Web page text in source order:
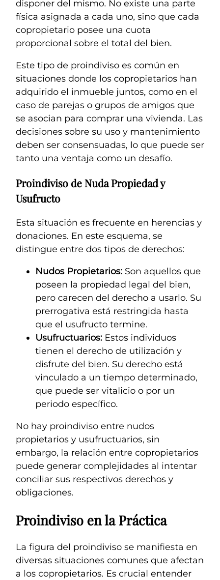
disponer del mismo. No existe una parte
física asignada a cada uno, sino que cada
copropietario posee una cuota
proporcional sobre el total del bien.
Este tipo de proindiviso es común en
situaciones donde los copropietarios han
adquirido el inmueble juntos, como en el
caso de parejas o grupos de amigos que
se asocian para comprar una vivienda. Las
decisiones sobre su uso y mantenimiento
deben ser consensuadas, lo que puede ser
tanto una ventaja como un desafío.
Proindiviso de Nuda Propiedad y
Usufructo
Esta situación es frecuente en herencias y
donaciones. En este esquema, se
distingue entre dos tipos de derechos:
Nudos Propietarios: Son aquellos que
poseen la propiedad legal del bien,
pero carecen del derecho a usarlo. Su
prerrogativa está restringida hasta
que el usufructo termine.
Usufructuarios: Estos individuos
tienen el derecho de utilización y
disfrute del bien. Su derecho está
vinculado a un tiempo determinado,
que puede ser vitalicio o por un
periodo específico.
No hay proindiviso entre nudos
propietarios y usufructuarios, sin
embargo, la relación entre copropietarios
puede generar complejidades al intentar
conciliar sus respectivos derechos y
obligaciones.
Proindiviso en la Práctica
La figura del proindiviso se manifiesta en
diversas situaciones comunes que afectan
a los copropietarios. Es crucial entender